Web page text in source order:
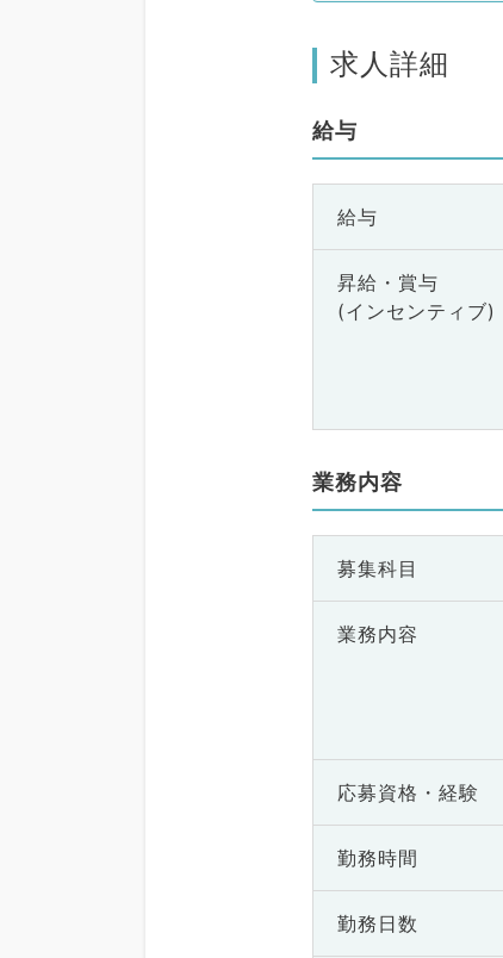
求人詳細
給与
給与
昇給・賞与
(インセンティブ)
業務内容
募集科目
業務内容
応募資格・ 経験
勤務時間
勤務日数